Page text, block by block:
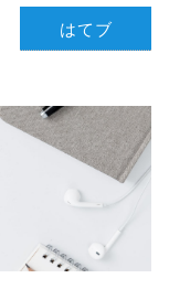
はてブ